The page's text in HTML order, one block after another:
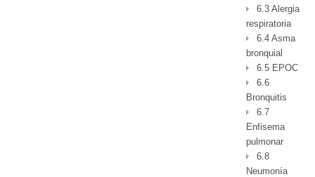
6.3 Alergia
respiratoria
6.4 Asma
bronquial
6.5 EPOC
6.6
Bronquitis
6.7
Enfisema
pulmonar
6.8
Neumonía